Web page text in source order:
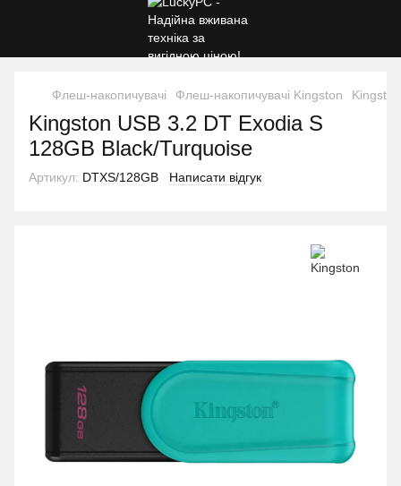
Флеш-накопичувачі Флеш-накопичувачі Kingston
Kingston USB 3.2 DT Exodia S
128GB Black/Turquoise
Артикул: DTXS/128GB Написати відгук